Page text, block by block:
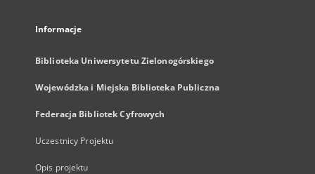
Informacje
Biblioteka Uniwersytetu Zielonogórskiego
Wojewódzka i Miejska Biblioteka Publiczna
Federacja Bibliotek Cyfrowych
Uczestnicy Projektu
Opis projektu